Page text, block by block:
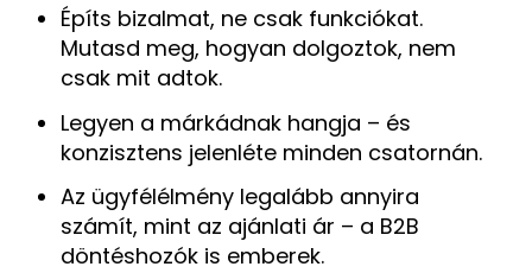
Építs bizalmat, ne csak funkciókat.
Mutasd meg, hogyan dolgoztok, nem
csak mit adtok.
Legyen a márkádnak hangja – és
konzisztens jelenléte minden csatornán.
Az ügyfélélmény legalább annyira
számít, mint az ajánlati ár – a B2B
döntéshozók is emberek.